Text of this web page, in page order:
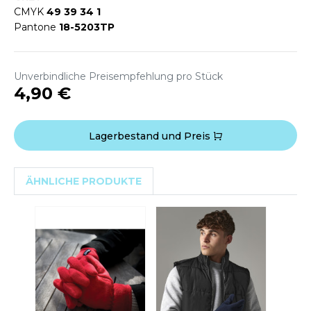
UND JACKEN
HOODS
T'S
SERIE
CMYK 49 39 34 1
Pantone 18-5203TP
Unverbindliche Preisempfehlung pro Stück
4,90 €
Lagerbestand und Preis
ÄHNLICHE PRODUKTE